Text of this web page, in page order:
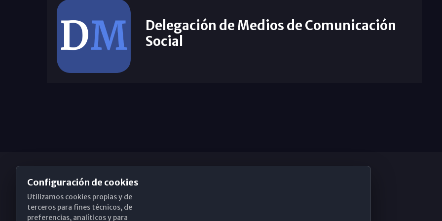
Delegación de Medios de Comunicación
Social
Obispado de Málaga
Configuración de cookies
Utilizamos cookies propias y de
terceros para fines técnicos, de
preferencias, analíticos y para